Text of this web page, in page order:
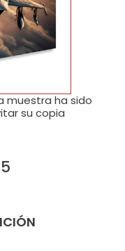
muestra ha sido
su copia